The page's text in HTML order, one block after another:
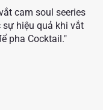
cam soul seeries
hiệu quả khi vắt
pha Cocktail."